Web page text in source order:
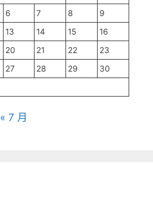
6 7 8
9
13 14 15
16
20 21 22
23
27 28 29
30
« 7 月